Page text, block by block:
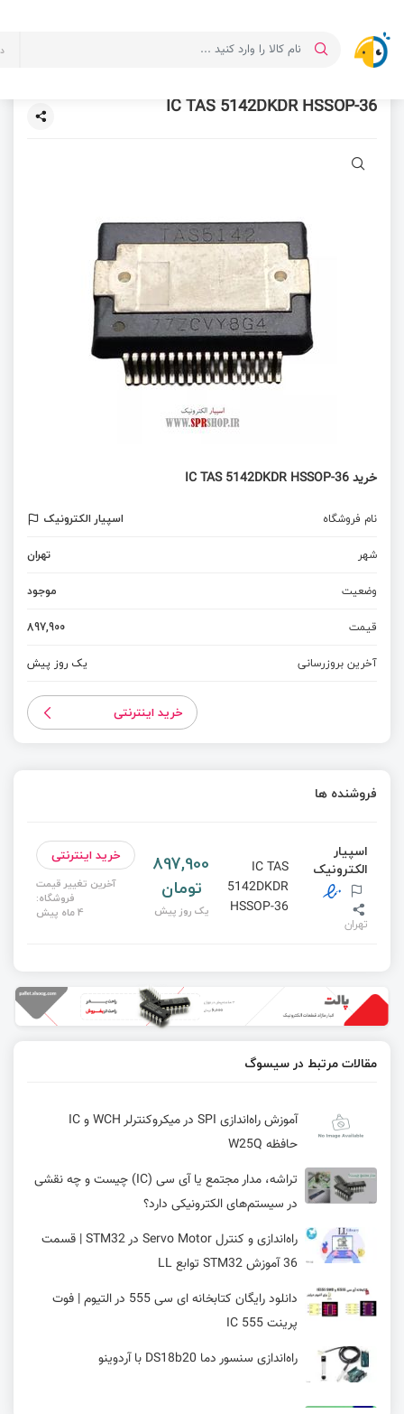
IC TAS 5142DKDR HSSOP-36
خرید IC TAS 5142DKDR HSSOP-36
نام فروشگاه
اسپیار الکترونیک
شهر
تهران
وضعیت
موجود
قیمت
897,900
آخرین بروزرسانی
یک روز پیش
خرید اینترنتی
فروشنده ها
اسپیار
الکترونیک
تهران
IC TAS
5142DKDR
HSSOP-36
897,900
تومان
یک روز پیش
خرید اینترنتی
آخرین تغییر قیمت
فروشگاه:
4 ماه پیش
مقالات مرتبط در سیسوگ
آموزش راه‌اندازی SPI در میکروکنترلر WCH و IC
حافظه W25Q
تراشه، مدار مجتمع یا آی سی (IC) چیست و چه نقشی
در سیستم‌های الکترونیکی دارد؟
راه‌اندازی و کنترل Servo Motor در STM32 | قسمت
36 آموزش STM32 توابع LL
دانلود رایگان کتابخانه ای سی 555 در التیوم | فوت
پرینت IC 555
راه‌اندازی سنسور دما DS18b20 با آردوینو